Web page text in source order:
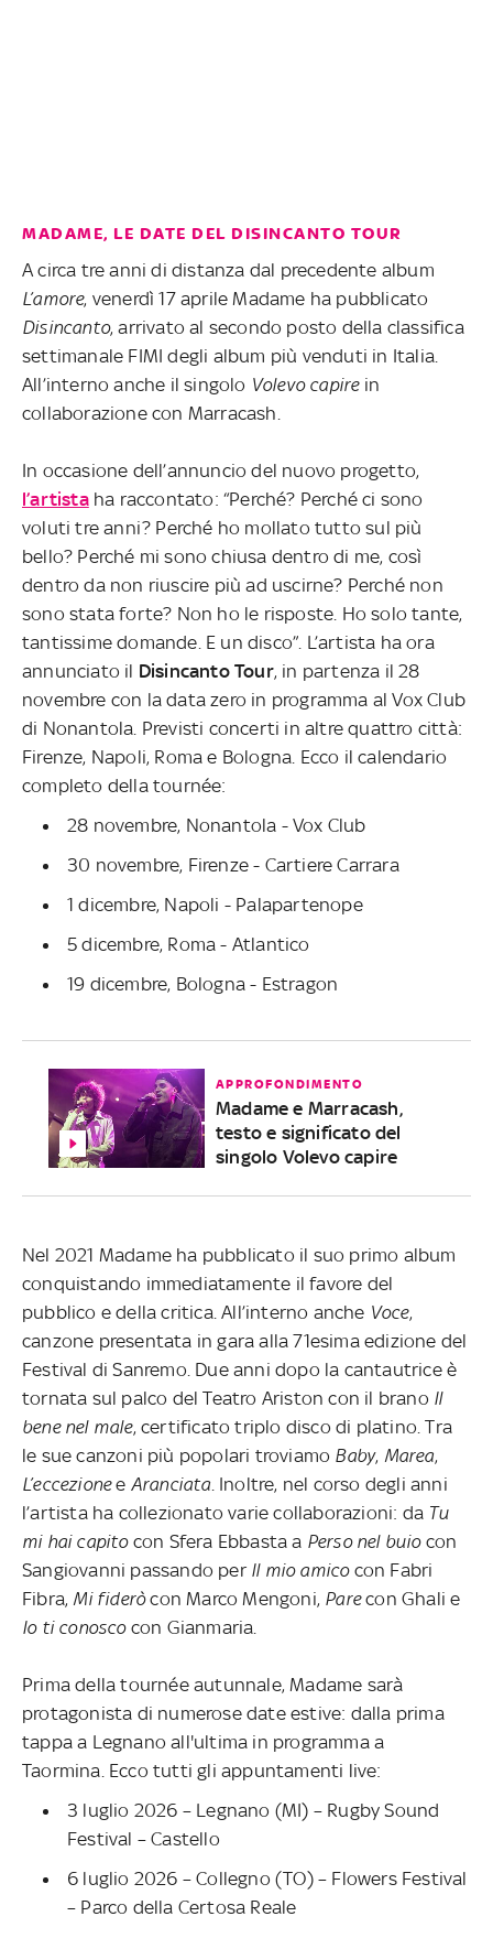
MADAME, LE DATE DEL DISINCANTO TOUR
A circa tre anni di distanza dal precedente album
L’amore, venerdì 17 aprile Madame ha pubblicato
Disincanto, arrivato al secondo posto della classifica
settimanale FIMI degli album più venduti in Italia.
All’interno anche il singolo Volevo capirein
collaborazione con Marracash.
In occasione dell’annuncio del nuovo progetto,
l’artistaha raccontato: “Perché? Perché ci sono
voluti tre anni? Perché ho mollato tutto sul più
bello? Perché mi sono chiusa dentro di me, così
dentro da non riuscire più ad uscirne? Perché non
sono stata forte? Non ho le risposte. Ho solo tante,
tantissime domande. E un disco”. L’artista ha ora
annunciato il Disincanto Tour, in partenza il 28
novembre con la data zero in programma al Vox Club
di Nonantola. Previsti concerti in altre quattro città:
Firenze, Napoli, Roma e Bologna. Ecco il calendario
completo della tournée:
28 novembre, Nonantola - Vox Club
30 novembre, Firenze - Cartiere Carrara
1 dicembre, Napoli - Palapartenope
5 dicembre, Roma - Atlantico
19 dicembre, Bologna - Estragon
APPROFONDIMENTO
Madame e Marracash,
testo e significato del
singolo Volevo capire
Nel 2021 Madame ha pubblicato il suo primo album
conquistando immediatamente il favore del
pubblico e della critica. All’interno anche Voce,
canzone presentata in gara alla 71esima edizione del
Festival di Sanremo. Due anni dopo la cantautrice è
tornata sul palco del Teatro Ariston con il brano Il
bene nel male, certificato triplo disco di platino. Tra
le sue canzoni più popolari troviamo Baby, Marea,
L’eccezionee Aranciata. Inoltre, nel corso degli anni
l’artista ha collezionato varie collaborazioni: da Tu
mi hai capitocon Sfera Ebbasta a Perso nel buio con
Sangiovanni passando per Il mio amicocon Fabri
Fibra, Mi fideròcon Marco Mengoni, Parecon Ghali e
Io ti conoscocon Gianmaria.
Prima della tournée autunnale, Madame sarà
protagonista di numerose date estive: dalla prima
tappa a Legnano all'ultima in programma a
Taormina. Ecco tutti gli appuntamenti live:
3 luglio 2026 – Legnano (MI) – Rugby Sound
Festival – Castello
6 luglio 2026 – Collegno (TO) – Flowers Festival
– Parco della Certosa Reale